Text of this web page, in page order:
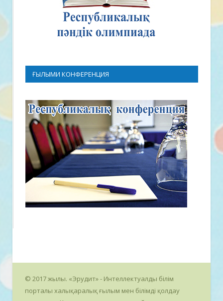
ҒЫЛЫМИ КОНФЕРЕНЦИЯ
© 2017 жылы. «Эрудит» - Интеллектуалды білім
порталы халықаралық ғылым мен білімді қолдау